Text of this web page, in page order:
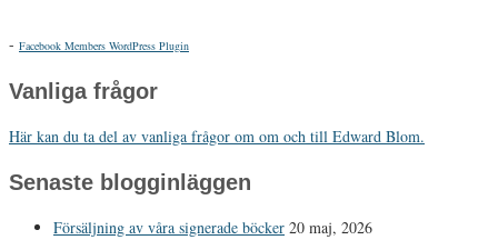
- Facebook Members WordPress Plugin
Vanliga frågor
Här kan du ta del av vanliga frågor om om och till Edward Blom.
Senaste blogginläggen
Försäljning av våra signerade böcker 20 maj, 2026